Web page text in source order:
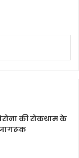
की रोकथाम के